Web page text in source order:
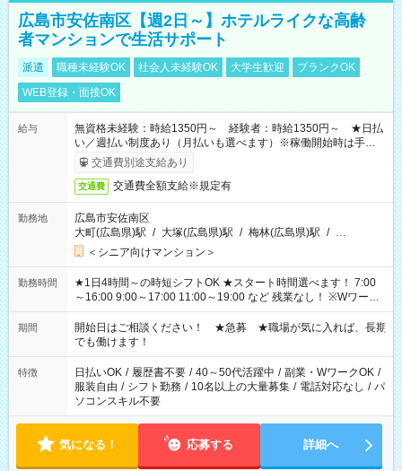
広島市安佐南区【週2日～】ホテルライクな高齢
者マンションで生活サポート
派遣 職種未経験OK 社会人未経験OK 大学生歓迎
ブランクOK
WEB登録・面接OK
給与
無資格未経験：時給1350円～ 経験者：時給1350円～ ★日払
い／週払い制度あり（月払いも選べます）※稼働開始時は手続き
完了次第のお支払いとなります。
交通費別途支給あり
交通費 交通費全額支給※規定有
勤務地
広島市安佐南区
大町(広島県)駅 / 大塚(広島県)駅 / 梅林(広島県)駅 / …
＜シニア向けマンション＞
勤務時間
★1日4時間～の時短シフトOK ★スタート時間選べます！ 7:00
～16:00 9:00～17:00 11:00～19:00 など 残業なし！ ※Wワーク
の場合、他のお仕事と合わせ週40時間超の就業はご案内できま
せん ※法令に基づき、週20時間以上勤務は社会保険への加入対
象となります ※労働者派遣法（日雇い派遣の原則禁止）によ
り、短時間・短期間の就業はご案内が難しい場合があります
期間
開始日はご相談ください！ ★急募 ★職場が気に入れば、長期
でも働けます！
特徴 日払いOK / 履歴書不要 / 40～50代活躍中 / 副業・WワークOK /
服装自由 / シフト勤務 / 10名以上の大量募集 / 電話対応なし / パ
ソコンスキル不要
気になる！ 応募する 詳細へ